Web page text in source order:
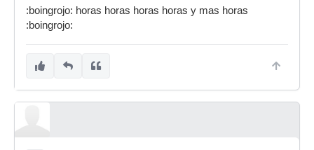
:boingrojo: horas horas horas horas y mas horas
:boingrojo: